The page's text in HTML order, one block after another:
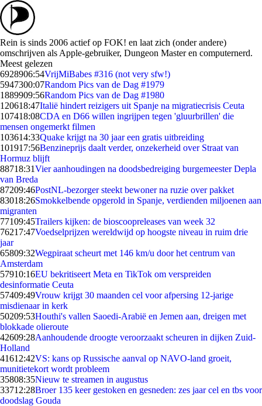
Rein is sinds 2006 actief op FOK! en laat zich (onder andere)
omschrijven als Apple-gebruiker, Dungeon Master en computernerd.
Meest gelezen
6928906:54VrijMiBabes #316 (not very sfw!)
5947300:07Random Pics van de Dag #1979
1889909:56Random Pics van de Dag #1980
120618:47Italië hindert reizigers uit Spanje na migratiecrisis Ceuta
107418:08CDA en D66 willen ingrijpen tegen 'gluurbrillen' die
mensen ongemerkt filmen
103614:33Quake krijgt na 30 jaar een gratis uitbreiding
101917:56Benzineprijs daalt verder, onzekerheid over Straat van
Hormuz blijft
88718:31Vier aanhoudingen na doodsbedreiging burgemeester Depla
van Breda
87209:46PostNL-bezorger steekt bewoner na ruzie over pakket
83018:26Smokkelbende opgerold in Spanje, verdienden miljoenen aan
migranten
77109:45Trailers kijken: de bioscoopreleases van week 32
76217:47Voedselprijzen wereldwijd op hoogste niveau in ruim drie
jaar
65809:32Wegpiraat scheurt met 146 km/u door het centrum van
Amsterdam
57910:16EU bekritiseert Meta en TikTok om verspreiden
desinformatie Ceuta
57409:49Vrouw krijgt 30 maanden cel voor afpersing 12-jarige
misdienaar in kerk
50209:53Houthi's vallen Saoedi-Arabië en Jemen aan, dreigen met
blokkade olieroute
42609:28Aanhoudende droogte veroorzaakt scheuren in dijken Zuid-
Holland
41612:42VS: kans op Russische aanval op NAVO-land groeit,
munitietekort wordt probleem
35808:35Nieuw te streamen in augustus
33712:28Broer 135 keer gestoken en gesneden: zes jaar cel en tbs voor
doodslag Gouda